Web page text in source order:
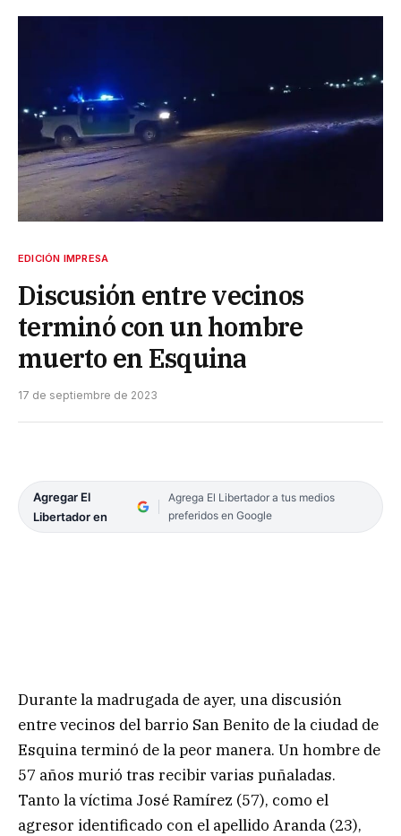
EDICIÓN IMPRESA
Discusión entre vecinos
terminó con un hombre
muerto en Esquina
17 de septiembre de 2023
Agregar El
Libertador en
Agrega El Libertador a tus medios
preferidos en Google
Durante la madrugada de ayer, una discusión
entre vecinos del barrio San Benito de la ciudad de
Esquina terminó de la peor manera. Un hombre de
57 años murió tras recibir varias puñaladas.
Tanto la víctima José Ramírez (57), como el
agresor identificado con el apellido Aranda (23),